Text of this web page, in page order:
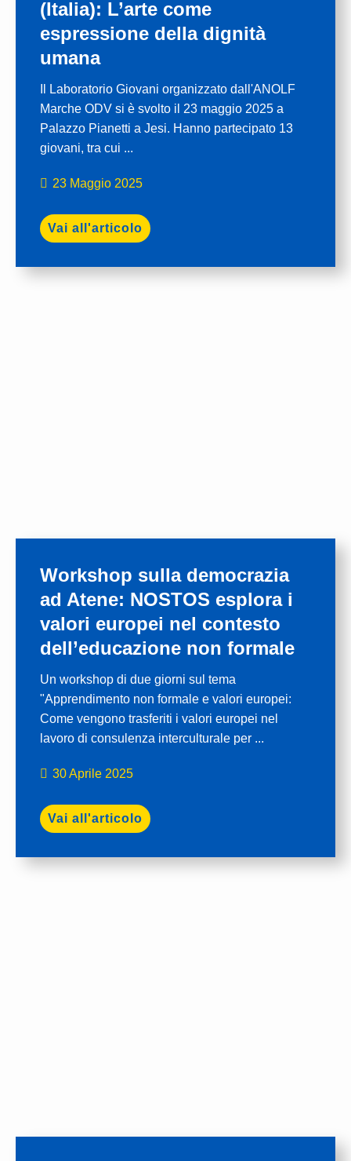
(Italia): L’arte come
espressione della dignità
umana
Il Laboratorio Giovani organizzato dall'ANOLF
Marche ODV si è svolto il 23 maggio 2025 a
Palazzo Pianetti a Jesi. Hanno partecipato 13
giovani, tra cui ...
23 Maggio 2025
Vai all'articolo
Workshop sulla democrazia
ad Atene: NOSTOS esplora i
valori europei nel contesto
dell’educazione non formale
Un workshop di due giorni sul tema
"Apprendimento non formale e valori europei:
Come vengono trasferiti i valori europei nel
lavoro di consulenza interculturale per ...
30 Aprile 2025
Vai all'articolo